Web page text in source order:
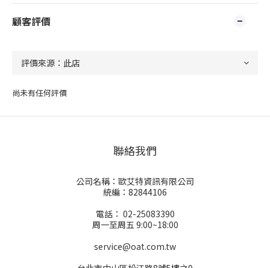
顧客評價
尚未有任何評價
聯絡我們
公司名稱：歐艾特資訊有限公司
統編：82844106
電話： 02-25083390
周一至周五 9:00~18:00
service@oat.com.tw